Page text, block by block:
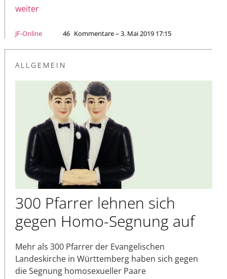
weiter
JF-Online 46 Kommentare – 3. Mai 2019 17:15
ALLGEMEIN
300 Pfarrer lehnen sich
gegen Homo-Segnung auf
Mehr als 300 Pfarrer der Evangelischen
Landeskirche in Württemberg haben sich gegen
die Segnung homosexueller Paare